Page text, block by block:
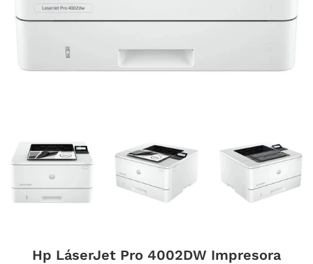
Hp LáserJet Pro 4002DW Impresora